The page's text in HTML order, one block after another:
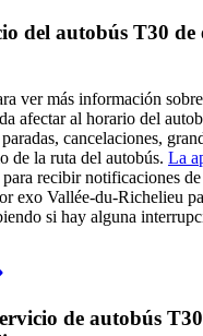
del autobús T30 de
ver más información
afectar al horario del
cancelaciones,
de la ruta del autobús. La
recibir notificaciones
exo Vallée-du-Richelieu
si hay alguna
de autobús